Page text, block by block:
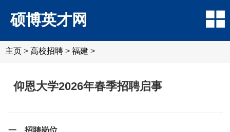
硕博英才网
主页 > 高校招聘 > 福建 >
仰恩大学2026年春季招聘启事
一、招聘岗位